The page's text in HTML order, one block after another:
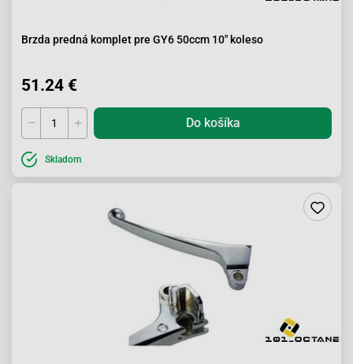
Brzda predná komplet pre GY6 50ccm 10" koleso
51.24 €
Do košíka
Skladom